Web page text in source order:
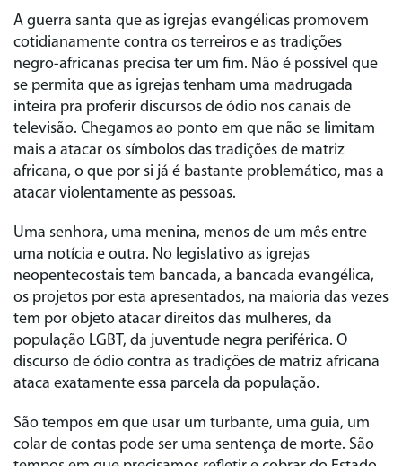
A guerra santa que as igrejas evangélicas promovem
cotidianamente contra os terreiros e as tradições
negro-africanas precisa ter um fim. Não é possível que
se permita que as igrejas tenham uma madrugada
inteira pra proferir discursos de ódio nos canais de
televisão. Chegamos ao ponto em que não se limitam
mais a atacar os símbolos das tradições de matriz
africana, o que por si já é bastante problemático, mas a
atacar violentamente as pessoas.
Uma senhora, uma menina, menos de um mês entre
uma notícia e outra. No legislativo as igrejas
neopentecostais tem bancada, a bancada evangélica,
os projetos por esta apresentados, na maioria das vezes
tem por objeto atacar direitos das mulheres, da
população LGBT, da juventude negra periférica. O
discurso de ódio contra as tradições de matriz africana
ataca exatamente essa parcela da população.
São tempos em que usar um turbante, uma guia, um
colar de contas pode ser uma sentença de morte. São